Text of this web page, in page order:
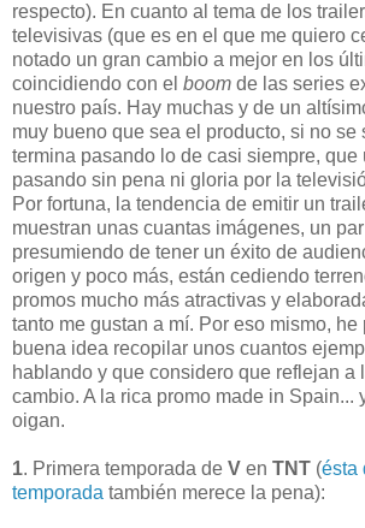
respecto). En cuanto al tema de los
televisivas (que es en el que me quiero
notado un gran cambio a mejor en los
coincidiendo con el boom de las series
nuestro país. Hay muchas y de un
muy bueno que sea el producto, si no se
termina pasando lo de casi siempre, que
pasando sin pena ni gloria por la
Por fortuna, la tendencia de emitir un
muestran unas cuantas imágenes, un
presumiendo de tener un éxito de
origen y poco más, están cediendo
promos mucho más atractivas y
tanto me gustan a mí. Por eso mismo,
buena idea recopilar unos cuantos
hablando y que considero que reflejan a
cambio. A la rica promo made in Spain...
oigan.
1. Primera temporada de V en TNT (ésta
temporada también merece la pena):